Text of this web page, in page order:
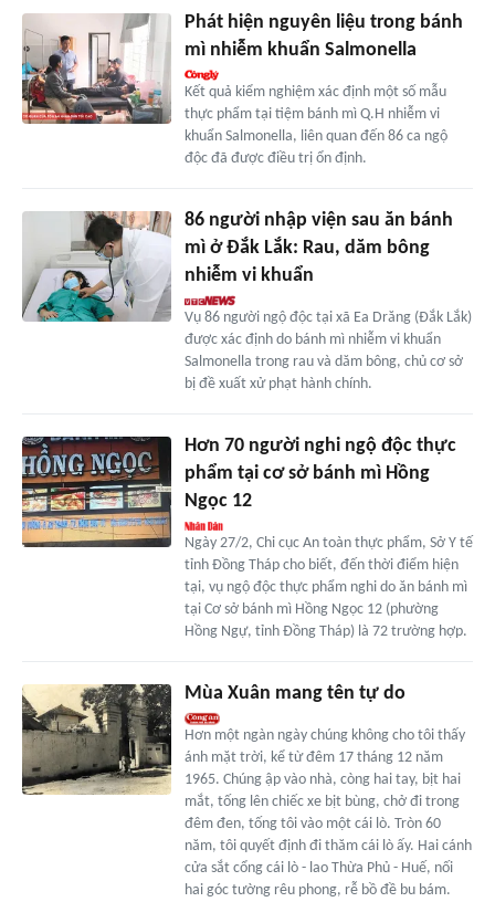
Phát hiện nguyên liệu trong bánh
mì nhiễm khuẩn Salmonella
Kết quả kiểm nghiệm xác định một số mẫu
thực phẩm tại tiệm bánh mì Q.H nhiễm vi
khuẩn Salmonella, liên quan đến 86 ca ngộ
độc đã được điều trị ổn định.
86 người nhập viện sau ăn bánh
mì ở Đắk Lắk: Rau, dăm bông
nhiễm vi khuẩn
Vụ 86 người ngộ độc tại xã Ea Drăng (Đắk Lắk)
được xác định do bánh mì nhiễm vi khuẩn
Salmonella trong rau và dăm bông, chủ cơ sở
bị đề xuất xử phạt hành chính.
Hơn 70 người nghi ngộ độc thực
phẩm tại cơ sở bánh mì Hồng
Ngọc 12
Ngày 27/2, Chi cục An toàn thực phẩm, Sở Y tế
tỉnh Đồng Tháp cho biết, đến thời điểm hiện
tại, vụ ngộ độc thực phẩm nghi do ăn bánh mì
tại Cơ sở bánh mì Hồng Ngọc 12 (phường
Hồng Ngự, tỉnh Đồng Tháp) là 72 trường hợp.
Mùa Xuân mang tên tự do
Hơn một ngàn ngày chúng không cho tôi thấy
ánh mặt trời, kể từ đêm 17 tháng 12 năm
1965. Chúng ập vào nhà, còng hai tay, bịt hai
mắt, tống lên chiếc xe bịt bùng, chở đi trong
đêm đen, tống tôi vào một cái lò. Tròn 60
năm, tôi quyết định đi thăm cái lò ấy. Hai cánh
cửa sắt cổng cái lò - lao Thừa Phủ - Huế, nối
hai góc tường rêu phong, rễ bồ đề bu bám.